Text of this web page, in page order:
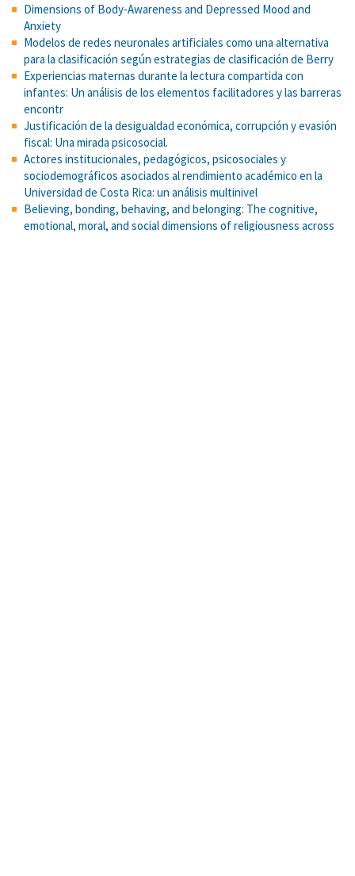
Dimensions of Body-Awareness and Depressed Mood and
Anxiety
Modelos de redes neuronales artificiales como una alternativa
para la clasificación según estrategias de clasificación de Berry
Experiencias maternas durante la lectura compartida con
infantes: Un análisis de los elementos facilitadores y las barreras
encontr
Justificación de la desigualdad económica, corrupción y evasión
fiscal: Una mirada psicosocial.
Actores institucionales, pedagógicos, psicosociales y
sociodemográficos asociados al rendimiento académico en la
Universidad de Costa Rica: un análisis multinivel
Believing, bonding, behaving, and belonging: The cognitive,
emotional, moral, and social dimensions of religiousness across